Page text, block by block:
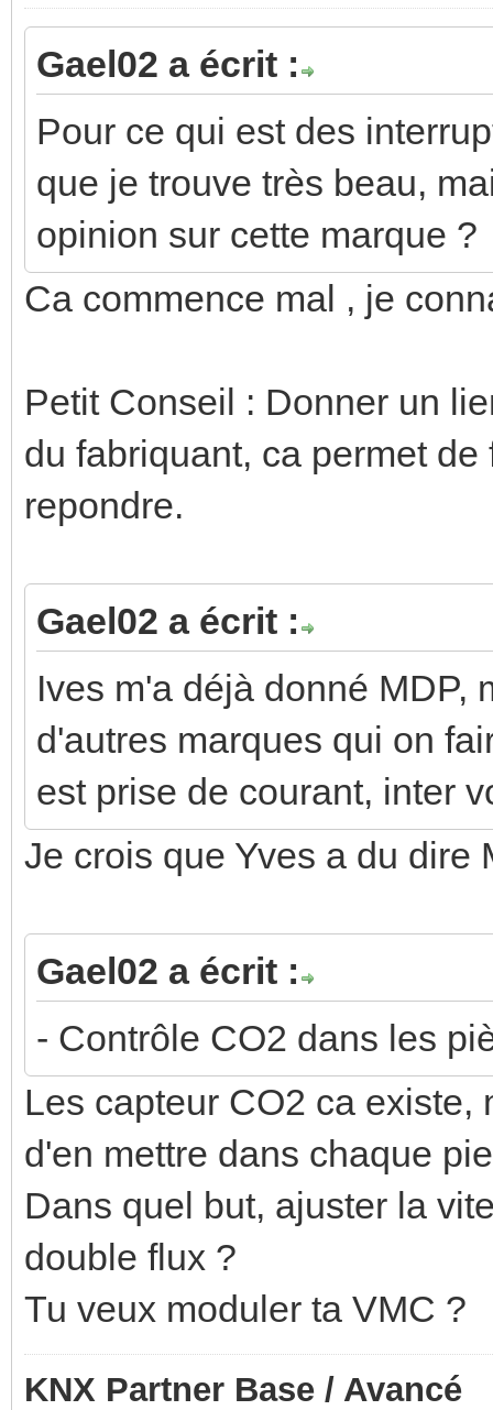
Gael02 a écrit :
Pour ce qui est des
que je trouve très beau,
opinion sur cette marque ?
Ca commence mal , je
Petit Conseil : Donner un
du fabriquant, ca permet
repondre.
Gael02 a écrit :
Ives m'a déjà donné MDP,
d'autres marques qui on
est prise de courant, inter
Je crois que Yves a du dire
Gael02 a écrit :
- Contrôle CO2 dans les
Les capteur CO2 ca
d'en mettre dans chaque
Dans quel but, ajuster la
double flux ?
Tu veux moduler ta VMC ?
KNX Partner Base / Avancé